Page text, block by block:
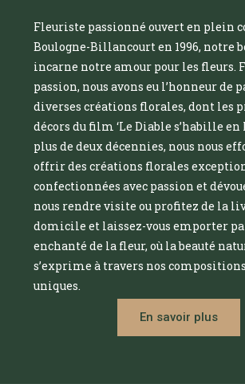
Fleuriste passionné ouvert en plein
Boulogne-Billancourt en 1996, notre
incarne notre amour pour les fleurs.
passion, nous avons eu l’honneur de
diverses créations florales, dont les
décors du film ‘Le Diable s’habille en
plus de deux décennies, nous nous
offrir des créations florales
confectionnées avec passion et
nous rendre visite ou profitez de la
domicile et laissez-vous emporter
enchanté de la fleur, où la beauté
s’exprime à travers nos
uniques.
En savoir plus